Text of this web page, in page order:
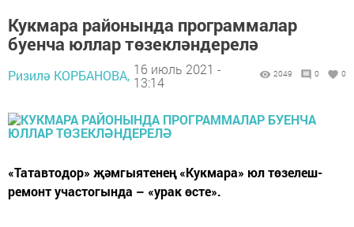
Кукмара районында программалар
буенча юллар төзекләндерелә
Ризилә КОРБАНОВА, 16 июль 2021 -
13:14
2049 0 0
«Татавтодор» җәмгыятенең «Кукмара» юл төзелеш-
ремонт участогында – «урак өсте».